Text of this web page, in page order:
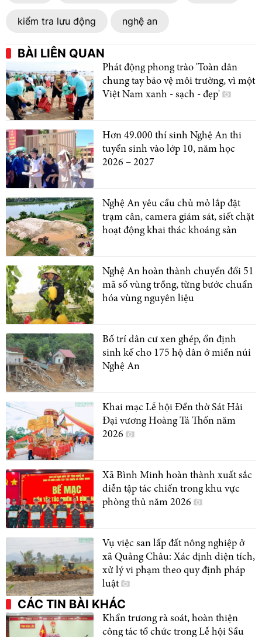
kiểm tra lưu động nghệ an
BÀI LIÊN QUAN
Phát động phong trào 'Toàn dân
chung tay bảo vệ môi trường, vì một
Việt Nam xanh - sạch - đẹp'
Hơn 49.000 thí sinh Nghệ An thi
tuyển sinh vào lớp 10, năm học
2026 – 2027
Nghệ An yêu cầu chủ mỏ lắp đặt
trạm cân, camera giám sát, siết chặt
hoạt động khai thác khoáng sản
Nghệ An hoàn thành chuyển đổi 51
mã số vùng trồng, từng bước chuẩn
hóa vùng nguyên liệu
Bố trí dân cư xen ghép, ổn định
sinh kế cho 175 hộ dân ở miền núi
Nghệ An
Khai mạc Lễ hội Đền thờ Sát Hải
Đại vương Hoàng Tá Thốn năm
2026
Xã Bình Minh hoàn thành xuất sắc
diễn tập tác chiến trong khu vực
phòng thủ năm 2026
Vụ việc san lấp đất nông nghiệp ở
xã Quảng Châu: Xác định diện tích,
xử lý vi phạm theo quy định pháp
luật
CÁC TIN BÀI KHÁC
Khẩn trương rà soát, hoàn thiện
công tác tổ chức trong Lễ hội Sầu